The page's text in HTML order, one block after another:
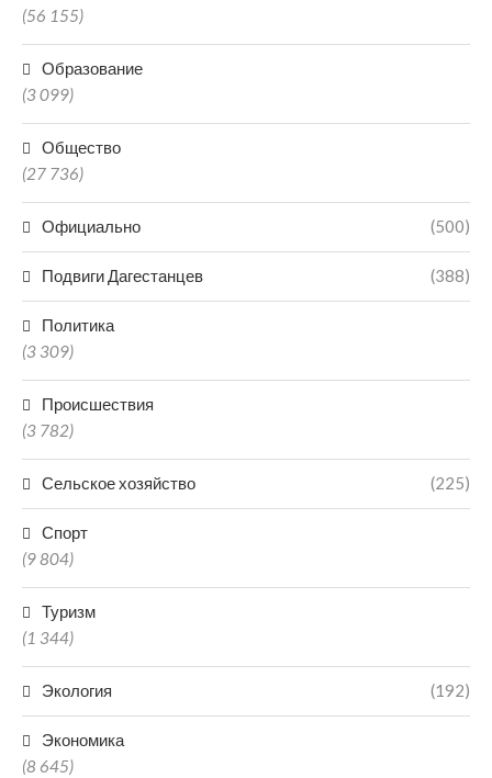
(56 155)
Образование
(3 099)
Общество
(27 736)
Официально (500)
Подвиги Дагестанцев (388)
Политика
(3 309)
Происшествия
(3 782)
Сельское хозяйство (225)
Спорт
(9 804)
Туризм
(1 344)
Экология (192)
Экономика
(8 645)